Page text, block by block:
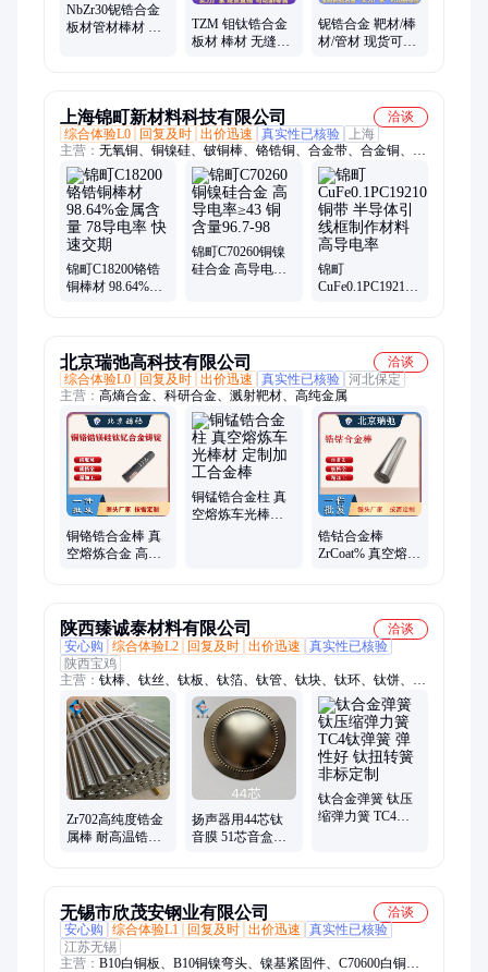
NbZr30铌锆合金
板材管材棒材 航
TZM 钼钛锆合金
板材 棒材 无缝管
铌锆合金 靶材/棒
材/管材 现货可来
上海锦町新材料科技有限公司
洽谈
综合体验L0
回复及时 出价迅速 真实性已核验
上海
主营： 无氧铜、铜镍硅、铍铜棒、铬锆铜、合金带、合金铜、青
铜合金、黄铜合金、镍铜合金、紫铜带、磷青铜、铜带板、接触
器、铜带材、半导体、连接器、锡黄铜、黄铜带、高纯度、高强
度、铜卷带、导电铜、汽车母线、高纯铜带、高速铁路
锦町C18200铬锆
铜棒材 98.64%金
锦町C70260铜镍
硅合金 高导电率
锦町
CuFe0.1PC19210
北京瑞弛高科技有限公司
洽谈
综合体验L0
回复及时 出价迅速 真实性已核验 河北保定
主营： 高熵合金、科研合金、溅射靶材、高纯金属
铜铬锆合金棒 真
空熔炼合金 高纯
铜锰锆合金柱 真
空熔炼车光棒材
锆钴合金棒
ZrCoat% 真空熔炼
陕西臻诚泰材料有限公司
洽谈
安心购
综合体验L2 回复及时 出价迅速
真实性已核验
陕西宝鸡
主营： 钛棒、钛丝、钛板、钛箔、钛管、钛块、钛环、钛饼、钛
靶、钛法兰、钛异形件、钛加工件、3D打印钛棒、叶轮钛锻
件、钛紧固件、钛合金、钛锻件、钛卷、纯钛加工、钛标准件、
钛球、钛弹簧、钛带
Zr702高纯度锆金
属棒 耐高温锆合
扬声器用44芯钛
音膜 51芯音盒音
钛合金弹簧 钛压
缩弹力簧 TC4钛
无锡市欣茂安钢业有限公司
洽谈
安心购
综合体验L1 回复及时 出价迅速
真实性已核验
江苏无锡
主营： B10白铜板、B10铜镍弯头、镍基紧固件、C70600白铜